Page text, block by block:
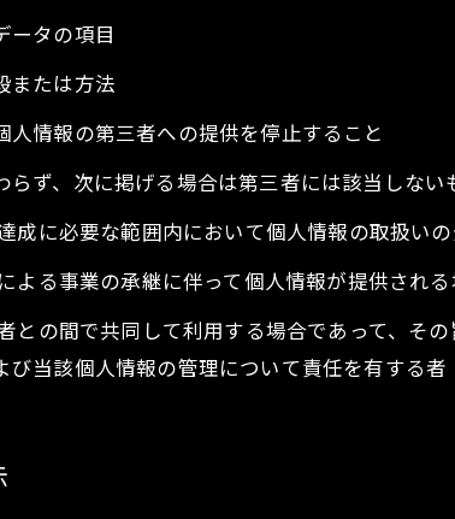
ータの項目
または方法
人情報の第三者への提供を停止すること
らず、次に掲げる場合は第三者には該当しない
成に必要な範囲内において個人情報の取扱い
よる事業の承継に伴って個人情報が提供され
との間で共同して利用する場合であって、そ
び当該個人情報の管理について責任を有する者